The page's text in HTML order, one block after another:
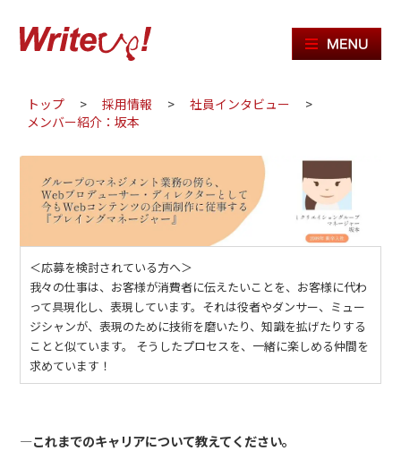
トップ > 採用情報 > 社員インタビュー
>
メンバー紹介：坂本
＜応募を検討されている方へ＞
我々の仕事は、お客様が消費者に伝えたいことを、お客様に代わ
って具現化し、表現しています。それは役者やダンサー、ミュー
ジシャンが、表現のために技術を磨いたり、知識を拡げたりする
ことと似ています。 そうしたプロセスを、一緒に楽しめる仲間を
求めています！
―これまでのキャリアについて教えてください。